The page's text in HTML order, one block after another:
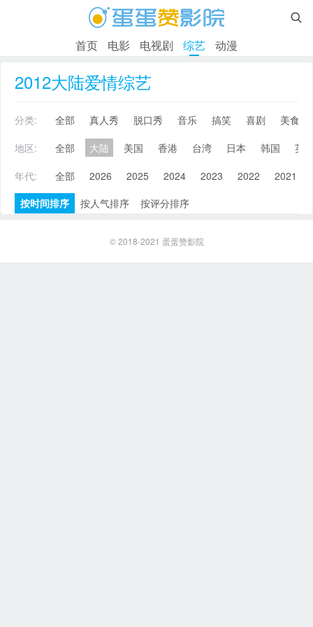

首页 电影 电视剧 综艺 动漫
2012大陆爱情综艺
分类: 全部 真人秀 脱口秀 音乐 搞笑 喜剧
美食
地区:
全部 大陆 美国 香港 台湾 日本 韩国
英
年代:
全部 2026 2025 2024 2023 2022 2021
按时间排序
按人气排序 按评分排序
© 2018-2021 蛋蛋赞影院